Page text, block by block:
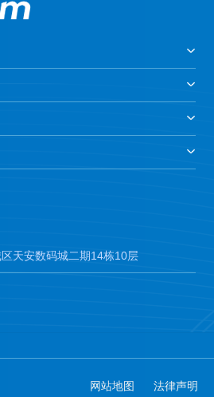
天安数码城二期14栋10层
网站地图 法律声明